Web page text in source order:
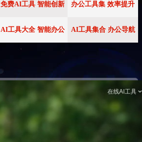
免费AI工具 智能创新 办公工具集 效率提升
AI工具大全 智能办公 AI工具集合 办公导航